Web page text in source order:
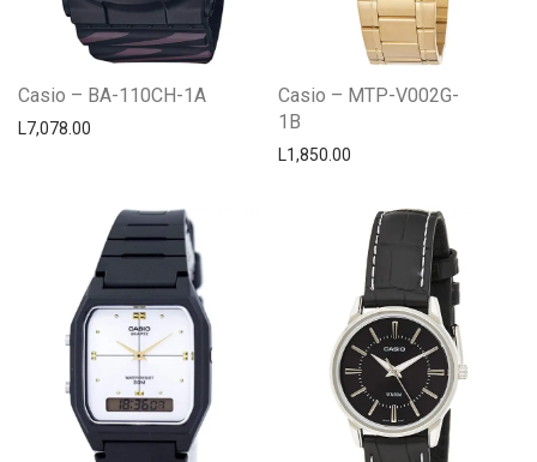
Casio – BA-110CH-1A
L7,078.00
Casio – MTP-V002G-
1B
L1,850.00